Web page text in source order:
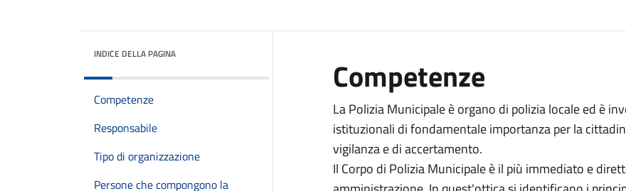
INDICE DELLA PAGINA
Competenze
Responsabile
Tipo di organizzazione
Persone che compongono la
Competenze
La Polizia Municipale è organo di polizia locale ed è
istituzionali di fondamentale importanza per la
vigilanza e di accertamento.
Il Corpo di Polizia Municipale è il più immediato e